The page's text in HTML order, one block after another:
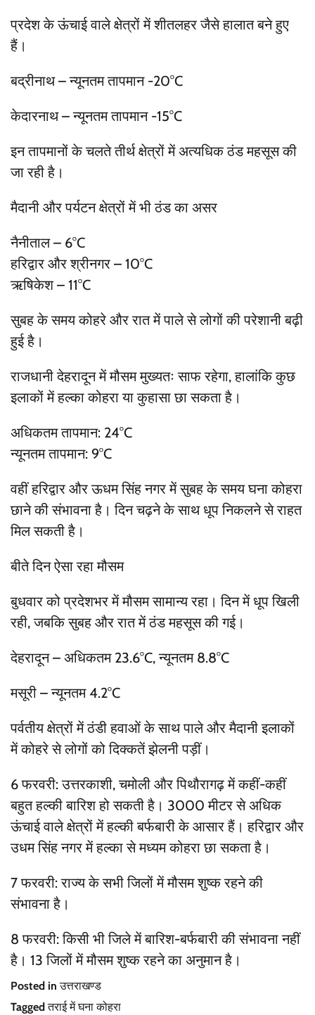
प्रदेश के ऊंचाई वाले क्षेत्रों में शीतलहर जैसे हालात बने हुए
हैं।
बद्रीनाथ – न्यूनतम तापमान -20°C
केदारनाथ – न्यूनतम तापमान -15°C
इन तापमानों के चलते तीर्थ क्षेत्रों में अत्यधिक ठंड महसूस की
जा रही है।
मैदानी और पर्यटन क्षेत्रों में भी ठंड का असर
नैनीताल – 6°C
हरिद्वार और श्रीनगर – 10°C
ऋषिकेश – 11°C
सुबह के समय कोहरे और रात में पाले से लोगों की परेशानी बढ़ी
हुई है।
राजधानी देहरादून में मौसम मुख्यतः साफ रहेगा, हालांकि कुछ
इलाकों में हल्का कोहरा या कुहासा छा सकता है।
अधिकतम तापमान: 24°C
न्यूनतम तापमान: 9°C
वहीं हरिद्वार और ऊधम सिंह नगर में सुबह के समय घना कोहरा
छाने की संभावना है। दिन चढ़ने के साथ धूप निकलने से राहत
मिल सकती है।
बीते दिन ऐसा रहा मौसम
बुधवार को प्रदेशभर में मौसम सामान्य रहा। दिन में धूप खिली
रही, जबकि सुबह और रात में ठंड महसूस की गई।
देहरादून – अधिकतम 23.6°C, न्यूनतम 8.8°C
मसूरी – न्यूनतम 4.2°C
पर्वतीय क्षेत्रों में ठंडी हवाओं के साथ पाले और मैदानी इलाकों
में कोहरे से लोगों को दिक्कतें झेलनी पड़ीं।
6 फरवरी: उत्तरकाशी, चमोली और पिथौरागढ़ में कहीं-कहीं
बहुत हल्की बारिश हो सकती है। 3000 मीटर से अधिक
ऊंचाई वाले क्षेत्रों में हल्की बर्फबारी के आसार हैं। हरिद्वार और
उधम सिंह नगर में हल्का से मध्यम कोहरा छा सकता है।
7 फरवरी: राज्य के सभी जिलों में मौसम शुष्क रहने की
संभावना है।
8 फरवरी: किसी भी जिले में बारिश-बर्फबारी की संभावना नहीं
है। 13 जिलों में मौसम शुष्क रहने का अनुमान है।
Posted inउत्तराखण्ड
Taggedतराई में घना कोहरा